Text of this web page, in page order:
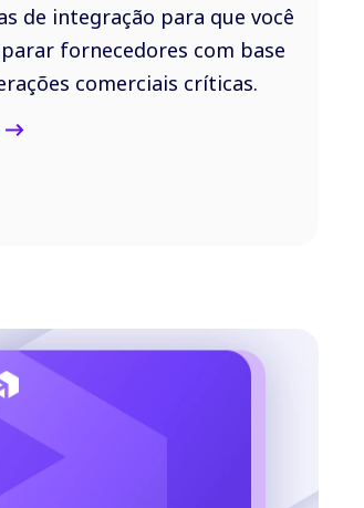
de integração para que você
fornecedores com base
comerciais críticas.